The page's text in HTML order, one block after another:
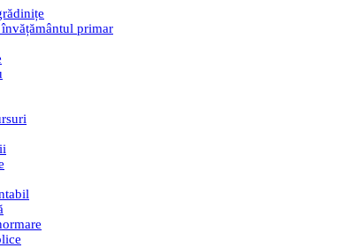
primar